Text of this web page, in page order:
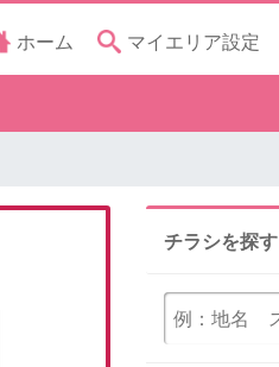
ホーム マイエリア設定
チラシを探す